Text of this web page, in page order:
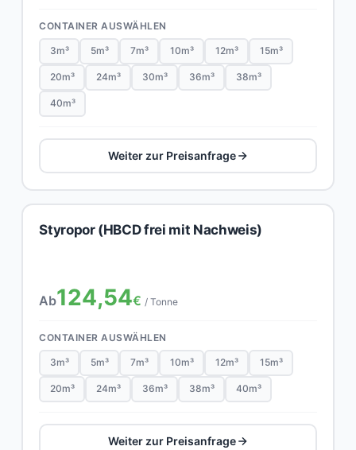
CONTAINER AUSWÄHLEN
3m³ 5m³ 7m³ 10m³ 12m³ 15m³
20m³ 24m³ 30m³ 36m³ 38m³
40m³
Weiter zur Preisanfrage
Styropor (HBCD frei mit Nachweis)
Ab124,54€ / Tonne
CONTAINER AUSWÄHLEN
3m³ 5m³ 7m³ 10m³ 12m³ 15m³
20m³ 24m³ 36m³ 38m³ 40m³
Weiter zur Preisanfrage